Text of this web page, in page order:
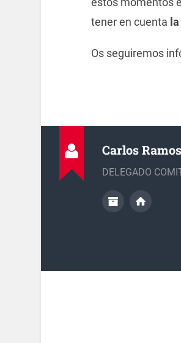
tener en cuenta
Os seguiremos
Carlos
DELEGADO